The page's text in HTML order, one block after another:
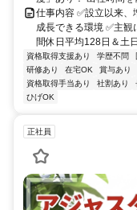
仕事内容 ✅設立以来
成長できる環境 ✅主
間休日平均128日
資格取得支援あり 学歴不問
研修あり
在宅OK 賞与あり
資格取得手当あり
社割あり
ひげOK
正社員